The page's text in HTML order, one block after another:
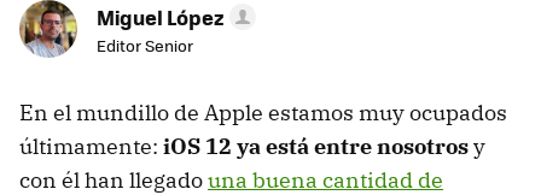
Miguel López
Editor Senior
En el mundillo de Apple estamos muy ocupados
últimamente: iOS 12 ya está entre nosotrosy
con él han llegadouna buena cantidad de